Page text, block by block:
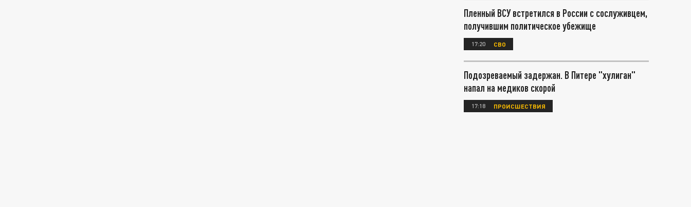
Пленный ВСУ встретился в России с сослуживцем,
получившим политическое убежище
17:20 СВО
Подозреваемый задержан. В Питере "хулиган"
напал на медиков скорой
17:18 ПРОИСШЕСТВИЯ